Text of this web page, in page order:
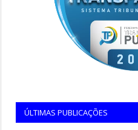
ÚLTIMAS PUBLICAÇÕES